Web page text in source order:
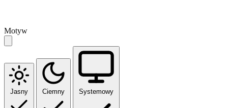
Motyw
Jasny Ciemny Systemowy